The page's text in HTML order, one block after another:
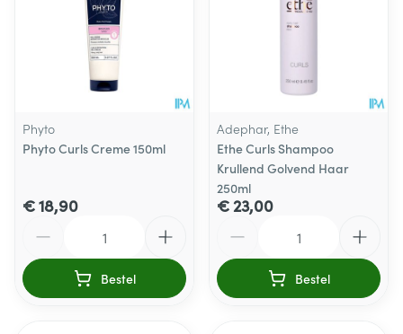
Phyto
Phyto Curls Creme 150ml
€ 18,90
Bestel
Adephar, Ethe
Ethe Curls Shampoo
Krullend Golvend Haar
250ml
€ 23,00
Bestel